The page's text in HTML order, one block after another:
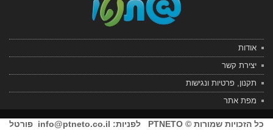
אודות
יצירת קשר
תקנון, פרטיות ונגישות
מפת אתר
כל הזכויות שמורות © PTNETO לפניות: info@ptneto.co.il פורטל